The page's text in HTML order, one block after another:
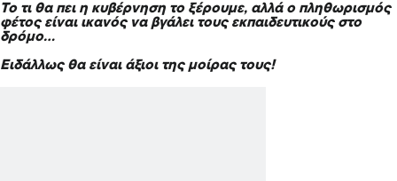
Το τι θα πει η κυβέρνηση το ξέρουμε, αλλά ο πληθωρισμός
φέτος είναι ικανός να βγάλει τους εκπαιδευτικούς στο
δρόμο…
Ειδάλλως θα είναι άξιοι της μοίρας τους!